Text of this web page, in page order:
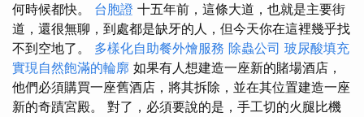
何時候都快。 台胞證 十五年前，這條大道，也就是主要街
道，還很無聊，到處都是缺牙的人，但今天你在這裡幾乎找
不到空地了。 多樣化自助餐外燴服務 除蟲公司 玻尿酸填充
實現自然飽滿的輪廓 如果有人想建造一座新的賭場酒店，
他們必須購買一座舊酒店，將其拆除，並在其位置建造一座
新的奇蹟宮殿。 對了，必須要說的是，手工切的火腿比機